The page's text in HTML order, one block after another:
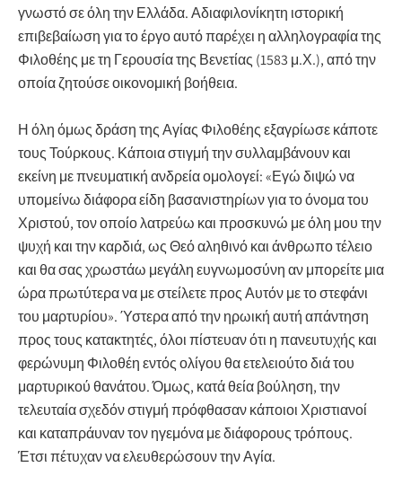
γνωστό σε όλη την Ελλάδα. Αδιαφιλονίκητη ιστορική
επιβεβαίωση για το έργο αυτό παρέχει η αλληλογραφία της
Φιλοθέης με τη Γερουσία της Βενετίας (1583 μ.Χ.), από την
οποία ζητούσε οικονομική βοήθεια.
Η όλη όμως δράση της Αγίας Φιλοθέης εξαγρίωσε κάποτε
τους Τούρκους. Κάποια στιγμή την συλλαμβάνουν και
εκείνη με πνευματική ανδρεία ομολογεί: «Εγώ διψώ να
υπομείνω διάφορα είδη βασανιστηρίων για το όνομα του
Χριστού, τον οποίο λατρεύω και προσκυνώ με όλη μου την
ψυχή και την καρδιά, ως Θεό αληθινό και άνθρωπο τέλειο
και θα σας χρωστάω μεγάλη ευγνωμοσύνη αν μπορείτε μια
ώρα πρωτύτερα να με στείλετε προς Αυτόν με το στεφάνι
του μαρτυρίου». Ύστερα από την ηρωική αυτή απάντηση
προς τους κατακτητές, όλοι πίστευαν ότι η πανευτυχής και
φερώνυμη Φιλοθέη εντός ολίγου θα ετελειούτο διά του
μαρτυρικού θανάτου. Όμως, κατά θεία βούληση, την
τελευταία σχεδόν στιγμή πρόφθασαν κάποιοι Χριστιανοί
και καταπράυναν τον ηγεμόνα με διάφορους τρόπους.
Έτσι πέτυχαν να ελευθερώσουν την Αγία.